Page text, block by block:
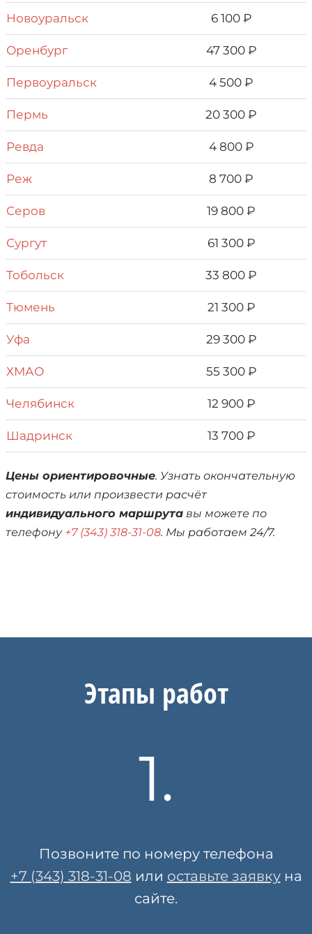
Новоуральск 6 100 ₽
Оренбург 47 300 ₽
Первоуральск 4 500 ₽
Пермь 20 300 ₽
Ревда 4 800 ₽
Реж 8 700 ₽
Серов 19 800 ₽
Сургут 61 300 ₽
Тобольск 33 800 ₽
Тюмень 21 300 ₽
Уфа 29 300 ₽
ХМАО 55 300 ₽
Челябинск 12 900 ₽
Шадринск 13 700 ₽
Цены ориентировочные. Узнать окончательную
стоимость или произвести расчёт
индивидуального маршрута вы можете по
телефону +7 (343) 318-31-08. Мы работаем 24/7.
Этапы работ
1.
Позвоните по номеру телефона
+7 (343) 318-31-08 или оставьте заявку на
сайте.